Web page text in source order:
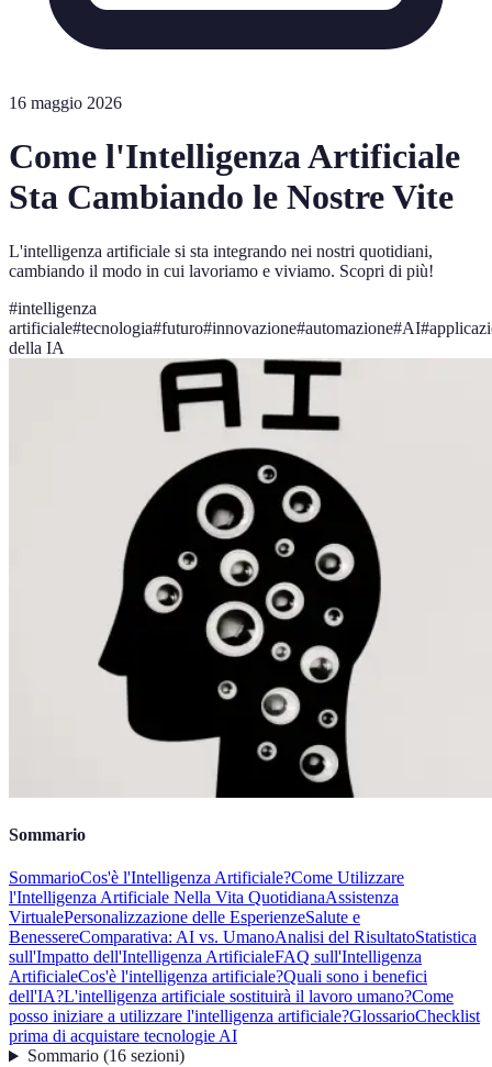
16 maggio 2026
Come l'Intelligenza Artificiale
Sta Cambiando le Nostre Vite
L'intelligenza artificiale si sta integrando nei nostri quotidiani,
cambiando il modo in cui lavoriamo e viviamo. Scopri di più!
#intelligenza
artificiale#tecnologia#futuro#innovazione#automazione#AI#
della IA
Sommario
SommarioCos'è l'Intelligenza Artificiale?Come Utilizzare
l'Intelligenza Artificiale Nella Vita QuotidianaAssistenza
VirtualePersonalizzazione delle EsperienzeSalute e
BenessereComparativa: AI vs. UmanoAnalisi del RisultatoStatistica
sull'Impatto dell'Intelligenza ArtificialeFAQ sull'Intelligenza
ArtificialeCos'è l'intelligenza artificiale?Quali sono i benefici
dell'IA?L'intelligenza artificiale sostituirà il lavoro umano?Come
posso iniziare a utilizzare l'intelligenza artificiale?GlossarioChecklist
prima di acquistare tecnologie AI
Sommario(16 sezioni)